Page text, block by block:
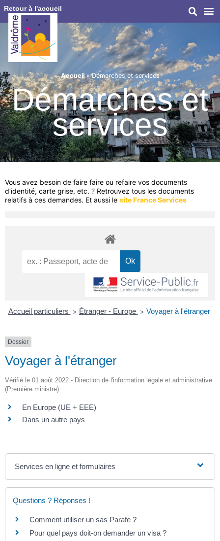
Retour à l'accueil
Accueil»Démarches et services
Démarches et
services
Vous avez besoin de faire faire ou refaire vos documents
d’identité, carte grise, etc. ? Retrouvez tous les documents
relatifs à ces demandes. Et aussi le site France Services
Accueil particuliers > Étranger - Europe > Voyager à l'étranger
Dossier
Voyager à l'étranger
Vérifié le 01 août 2022 - Direction de l'information légale et administrative
(Première ministre)
En Europe (UE + EEE)
Dans un autre pays
Services en ligne et formulaires
Questions ? Réponses !
Comment utiliser un sas Parafe ?
Pour quel pays doit-on demander un visa ?